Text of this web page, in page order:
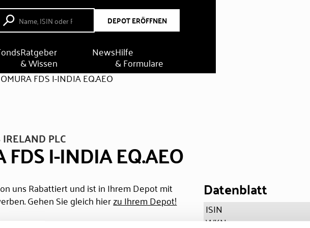
DEPOT ERÖFFNEN
Ratgeber
& Wissen
NewsHilfe
& Formulare
FDS I-INDIA EQ.AEO
PLC
I-INDIA EQ.AEO
uns Rabattiert und ist in Ihrem Depot mit
Gehen Sie gleich hierzu Ihrem Depot! Datenblatt
ISIN
WKN